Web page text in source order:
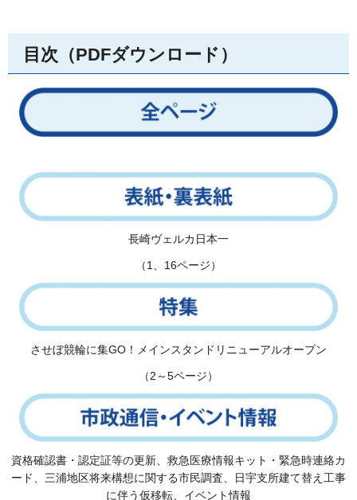
目次（PDFダウンロード）
長崎ヴェルカ日本一
（1、16ページ）
させぼ競輪に集GO！メインスタンドリニューアルオープン
（2～5ページ）
資格確認書・認定証等の更新、救急医療情報キット・緊急時連絡カ
ード、三浦地区将来構想に関する市民調査、日宇支所建て替え工事
に伴う仮移転、イベント情報